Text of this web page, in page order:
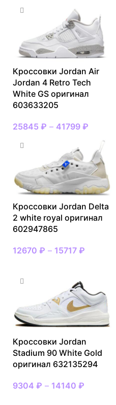
Кроссовки Jordan Air
Jordan 4 Retro Tech
White GS оригинал
603633205
25845 ₽ – 41799 ₽
Кроссовки Jordan Delta
2 white royal оригинал
602947865
12670 ₽ – 15717 ₽
Кроссовки Jordan
Stadium 90 White Gold
оригинал 632135294
9304 ₽ – 14140 ₽